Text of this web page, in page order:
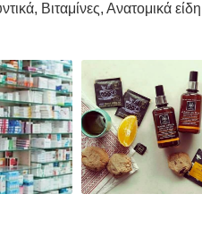
Βιταμίνες, Ανατομικά